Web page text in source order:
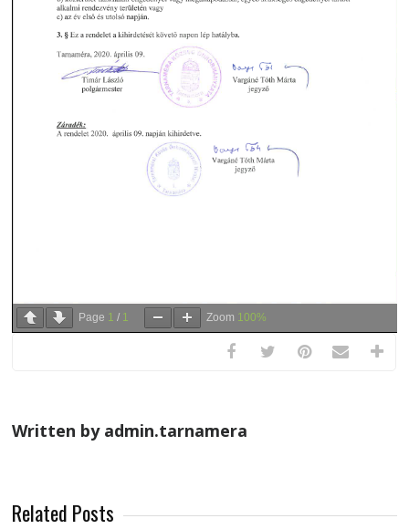
Page 1 / 1 Zoom 100%
Written by admin.tarnamera
Related Posts